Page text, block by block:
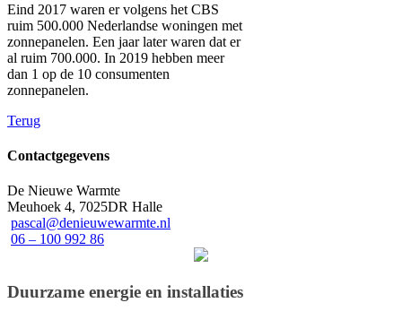
Eind 2017 waren er volgens het CBS
ruim 500.000 Nederlandse woningen met
zonnepanelen. Een jaar later waren dat er
al ruim 700.000. In 2019 hebben meer
dan 1 op de 10 consumenten
zonnepanelen.
Terug
Contactgegevens
De Nieuwe Warmte
Meuhoek 4, 7025DR Halle
pascal@denieuwewarmte.nl
06 – 100 992 86
Duurzame energie en installaties